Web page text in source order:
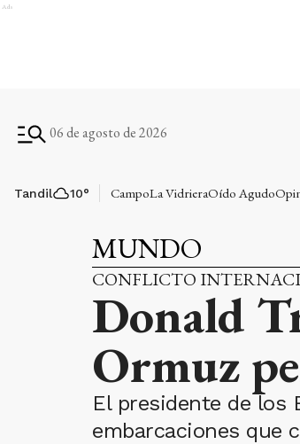
Ads
06 de agosto de 2026
Tandil 10° CampoLa VidrieraOído Agudo
MUNDO
CONFLICTO
Donald
Ormuz
El presidente de los
embarcaciones que